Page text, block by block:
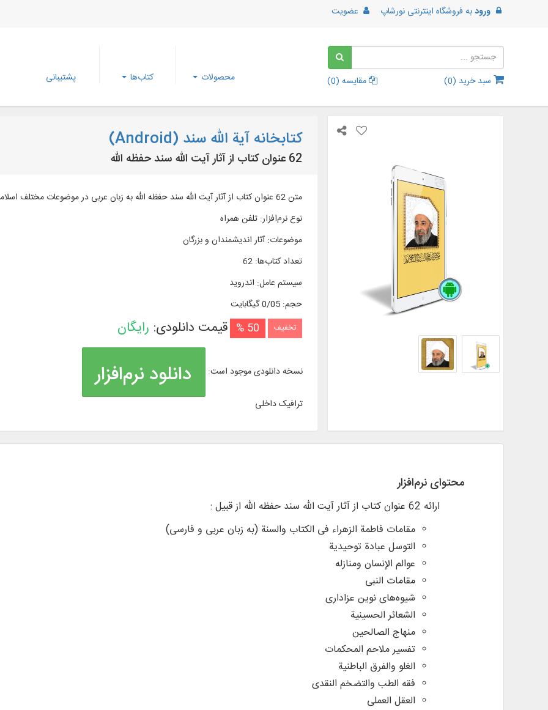
ورودبه فروشگاه اینترنتی نورشاپ عضویت
سبد خرید (0
) مقایسه (0
) محصولات کتاب‌ها پشتیبانی
کتابخانه آیة الله سند (Android)
62 عنوان کتاب از آثار آیت الله سند حفظه الله
متن 62 عنوان کتاب از آثار آیت الله سند حفظه الله به زبان عربی در موضوعات مختلف اسلامی
نوع نرم‌افزار: تلفن همراه
موضوعات:آثار اندیشمندان و بزرگان
تعداد کتاب‌ها:
62
سیستم عامل: اندروید
حجم: 0/05 گیگابایت
تخفیف 50 % قیمت دانلودی: رایگان
نسخه دانلودی موجود است: دانلود نرم‌افزار
ترافیک داخلی
محتوای نرم‌افزار
ارائه 62 عنوان کتاب از آثار آیت الله سند حفظه الله از قبیل :
مقامات فاطمة الزهراء فی الکتاب والسنة (به زبان عربی و فارسی)
التوسل عبادة توحیدیة
عوالم الإنسان ومنازله
مقامات النبی
شیوه‌های نوین عزاداری
الشعائر الحسینیة
منهاج الصالحین
تفسیر ملاحم المحکمات
الغلو والفرق الباطنیة
فقه الطب والتضخم النقدی
العقل العملی